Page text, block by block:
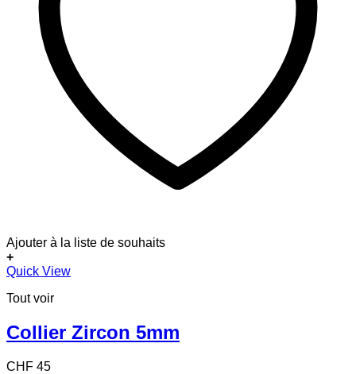
Ajouter à la liste de souhaits
+
Quick View
Tout voir
Collier Zircon 5mm
CHF 45